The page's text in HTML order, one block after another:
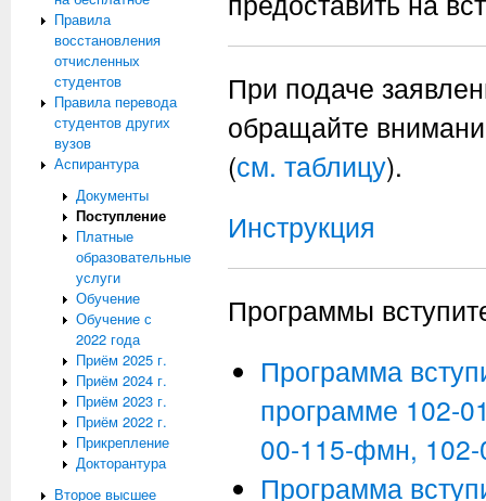
Правила
восстановления
отчисленных
студентов
Правила перевода
студентов других
вузов
Аспирантура
Документы
Поступление
Платные
образовательные
услуги
Обучение
Обучение с
2022 года
Приём 2025 г.
Приём 2024 г.
Приём 2023 г.
Приём 2022 г.
Прикрепление
Докторантура
Второе высшее
При подаче
обращайте
(см. таблицу).
Инструкция
Программы
Программа
программе 102-
00-115-фмн,
Программа